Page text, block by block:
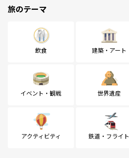
旅のテーマ
飲食 建築・アート
イベント・観戦 世界遺産
アクティビティ 鉄道・フライト